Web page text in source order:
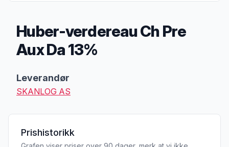
Huber-verdereau Ch Pre
Aux Da 13%
Leverandør
SKANLOG AS
Prishistorikk